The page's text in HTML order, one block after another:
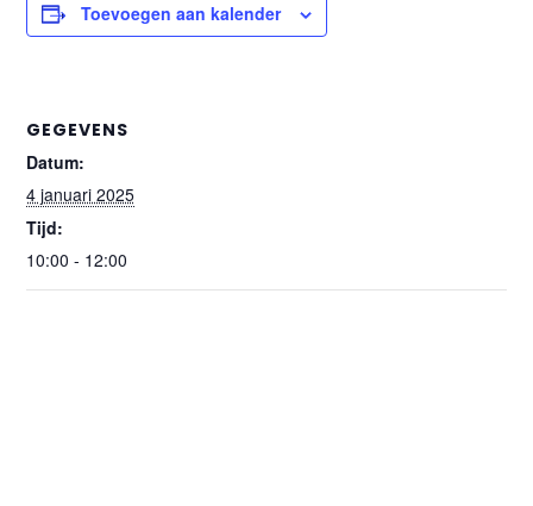
Toevoegen aan kalender
GEGEVENS
Datum:
4 januari 2025
Tijd:
10:00 - 12:00